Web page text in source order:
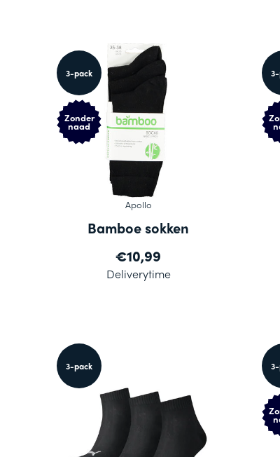
3-pack
Zonder
naad
Apollo
Bamboe sokken
€10,99
Deliverytime
3-pack